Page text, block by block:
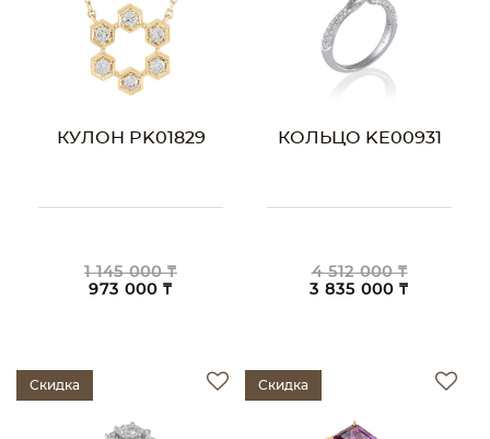
КУЛОН PK01829
1 145 000 ₸
973 000 ₸
КОЛЬЦО KE00931
4 512 000 ₸
3 835 000 ₸
Скидка Скидка